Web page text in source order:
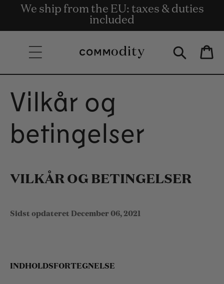
Skip to content
Gratis levering på ordrer på 135 € og
derover.
We ship from the EU: taxes & duties
included
Get rewards for shopping with
Commodity.Circle
Bag
Vilkår og
betingelser
VILKÅR OG BETINGELSER
Sidst opdateret December 06, 2021
INDHOLDSFORTEGNELSE